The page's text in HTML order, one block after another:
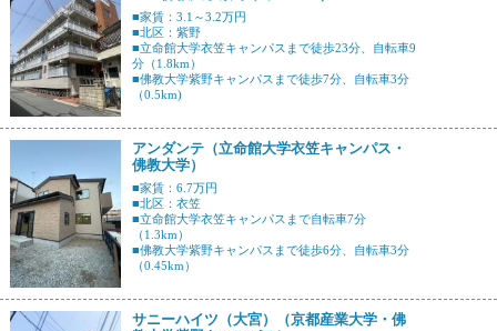
■家賃：3.1～3.2万円
■北区：紫野
■立命館大学衣笠キャンパスまで徒歩23分、自転車9
分（1.8km）
■佛教大学紫野キャンパスまで徒歩7分、自転車3分
（0.5km)
アンダンテ（立命館大学衣笠キャンパス・
佛教大学）
■家賃：6.7万円
■北区：衣笠
■立命館大学衣笠キャンパスまで自転車7分
（1.3km）
■佛教大学紫野キャンパスまで徒歩6分、自転車3分
（0.45km）
サニーハイツ（大宮）（京都産業大学・佛